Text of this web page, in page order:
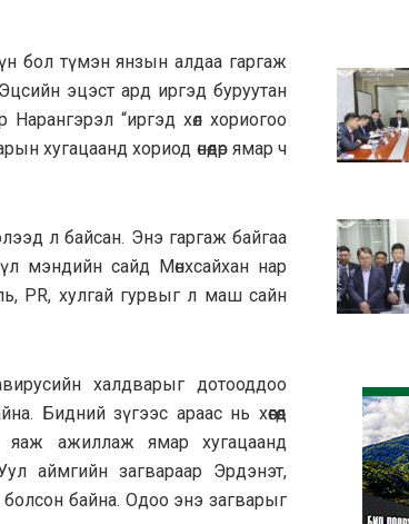
бол түмэн янзын алдаа гаргаж
эцэст ард иргэд буруутан
“иргэд хөл хориогоо
хугацаанд хориод өнөөдөр ямар ч
л байсан. Энэ гаргаж байгаа
мэндийн сайд Мөнхсайхан нар
PR, хулгай гурвыг л маш сайн
халдварыг дотооддоо
Бидний зүгээс араас нь хөөгөөд
яаж ажиллаж ямар хугацаанд
аймгийн загвараар Эрдэнэт,
болсон байна. Одоо энэ загварыг